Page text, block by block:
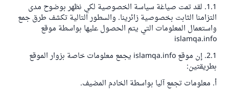
1.1. لقد تمت صياغة سياسة الخصوصية لكي نظهر بوضوح مدى
التزامنا الثابت بخصوصية زائرينا. والسطور التالية تكشف طرق جمع
واستعمال المعلومات التي يتم الحصول عليها بواسطة موقع
islamqa.info
2.1. إن موقع
islamqa.info يجمع معلومات خاصة بزوار الموقع
بطريقتين:
أ. معلومات تجمع آليا بواسطة الخادم المضيف.